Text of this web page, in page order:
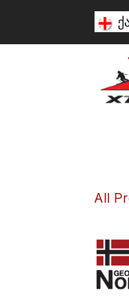
Skip to Content
All